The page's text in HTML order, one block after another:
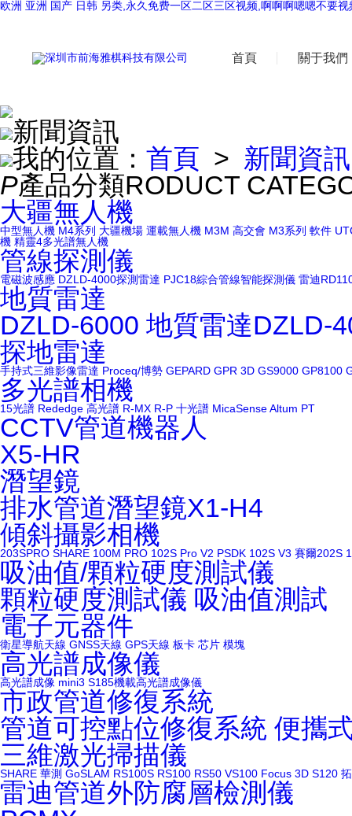
欧洲 亚洲 国产 日韩 另类,永久免费一区二区三区视频,啊啊啊嗯嗯不要
首頁 關于我們
新聞資訊
我的位置： 首頁 > 新聞資訊
P產品分類RODUCT
大疆無人機
中型無人機 M4系列 大疆機場 運載無人機 M3M 高交會 M3系列 軟件
機 精靈4多光譜無人機
管線探測儀
電磁波感應 DZLD-4000探測雷達 PJC18綜合管線智能探測儀 雷迪
地質雷達
DZLD-6000 地質雷達DZLD-
探地雷達
手持式三維影像雷達 Proceq/博勢 GEPARD GPR 3D GS9000 GP8100
多光譜相機
15光譜 Rededge 高光譜 R-MX R-P 十光譜 MicaSense Altum PT
CCTV管道機器人
X5-HR
潛望鏡
排水管道潛望鏡X1-H4
傾斜攝影相機
203SPRO SHARE 100M PRO 102S Pro V2 PSDK 102S V3 賽爾202S
吸油值/顆粒硬度測試儀
顆粒硬度測試儀 吸油值測試
電子元器件
衛星導航天線 GNSS天線 GPS天線 板卡 芯片 模塊
高光譜成像儀
高光譜成像 mini3 S185機載高光譜成像儀
市政管道修復系統
管道可控點位修復系統 便攜
三維激光掃描儀
SHARE 華測 GoSLAM RS100S RS100 RS50 VS100 Focus 3D S120
雷迪管道外防腐層檢測儀